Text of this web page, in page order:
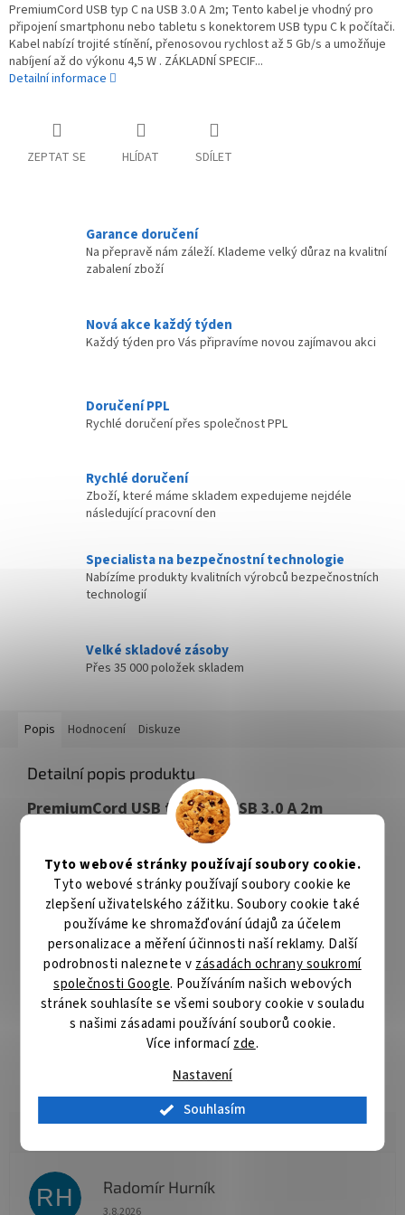
Tyto webové stránky používají soubory cookie.
Tyto webové stránky používají soubory cookie ke
zlepšení uživatelského zážitku. Soubory cookie také
používáme ke shromažďování údajů za účelem
personalizace a měření účinnosti naší reklamy. Další
podrobnosti naleznete v zásadách ochrany soukromí
společnosti Google. Používáním našich webových
stránek souhlasíte se všemi soubory cookie v souladu
s našimi zásadami používání souborů cookie.
Více informacízde.
Nastavení
Souhlasím
PremiumCord USB typ C na USB 3.0 A 2m; Tento kabel je vhodný pro
připojení smartphonu nebo tabletu s konektorem USB typu C k počítači.
Kabel nabízí trojité stínění, přenosovou rychlost až 5 Gb/s a umožňuje
nabíjení až do výkonu 4,5 W . ZÁKLADNÍ SPECIF...
Detailní informace
ZEPTAT SE HLÍDAT SDÍLET
Garance doručení
Na přepravě nám záleží. Klademe velký důraz na kvalitní
zabalení zboží
Nová akce každý týden
Každý týden pro Vás připravíme novou zajímavou akci
Doručení PPL
Rychlé doručení přes společnost PPL
Rychlé doručení
Zboží, které máme skladem expedujeme nejdéle
následující pracovní den
Specialista na bezpečnostní technologie
Nabízíme produkty kvalitních výrobců bezpečnostních
technologií
Velké skladové zásoby
Přes 35 000 položek skladem
Popis Hodnocení Diskuze
Detailní popis produktu
PremiumCord USB typ C na USB 3.0 A 2m
Tento kabel je vhodný pro připojení smartphonu nebo tabletu s
konektorem USB typu C k počítači. Kabel nabízí trojité stínění,
přenosovou rychlost až5 Gb/sa umožňuje nabíjení až do výkonu
4,5 W.
ZÁKLADNÍ SPECIFIKACE
Konektor 1:USB 3.1 typ C (M)
Konektor 2:USB 3.0 typ A (M)
Délka kabelu:2 m
RH Radomír Hurník
Hodnocení obchodu je 5 z 5 hvězdiček.